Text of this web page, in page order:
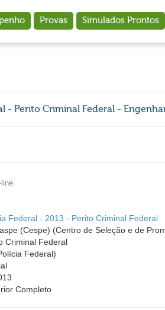
Provas Simulados Prontos
- Perito Criminal Federal -
Federal - 2013 - Perito Criminal Federal
(Cespe) (Centro de Seleção e de
Criminal Federal
Federal)
Completo